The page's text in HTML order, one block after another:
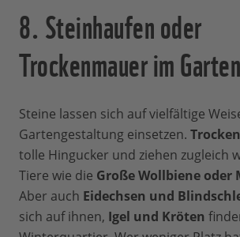
8. Steinhaufen oder
Trockenmauer im
Steine lassen sich auf vielfältige
Gartengestaltung einsetzen.
tolle Hingucker und ziehen zugleich
Tiere wie die Große Wollbiene oder
Aber auch Eidechsen und
sich auf ihnen, Igel und Kröten